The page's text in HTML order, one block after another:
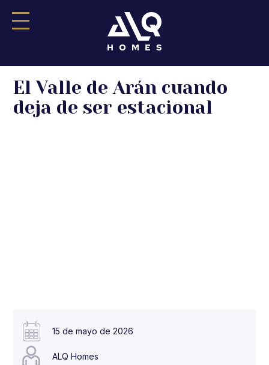
contenido
El Valle de Arán cuando
deja de ser estacional
15 de mayo de 2026
ALQ Homes